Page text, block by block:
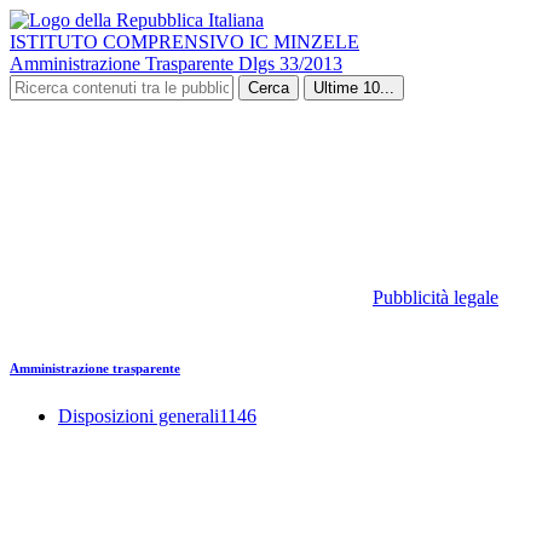
ISTITUTO COMPRENSIVO IC MINZELE
Amministrazione Trasparente Dlgs 33/2013
Cerca Ultime 10...
Pubblicità legale
Amministrazione trasparente
Disposizioni generali1146